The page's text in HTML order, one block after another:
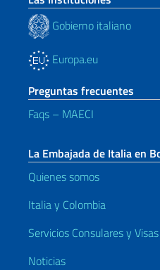
Gobierno italiano
Europa.eu
Preguntas frecuentes
Faqs – MAECI
La Embajada de Italia en
Quienes somos
Italia y Colombia
Servicios Consulares y Visas
Noticias